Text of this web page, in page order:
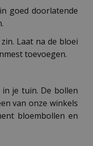
goed doorlatende
Laat na de bloei
toevoegen.
je tuin. De bollen
van onze winkels
bloembollen en